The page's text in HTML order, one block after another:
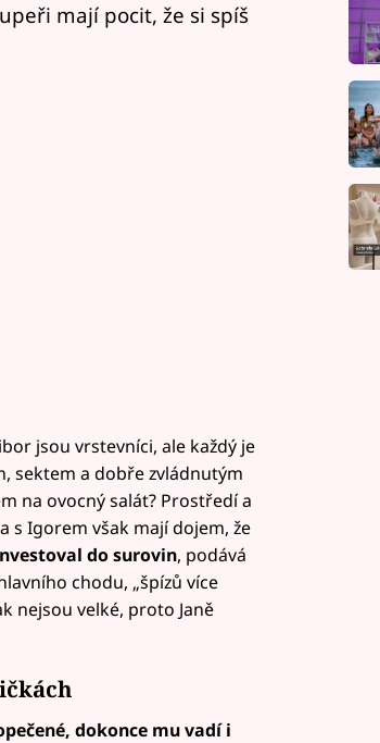
mají pocit, že si spíš
jsou vrstevníci, ale každý je
sektem a dobře zvládnutým
na ovocný salát? Prostředí a
s Igorem však mají dojem, že
do surovin, podává
chodu, „špízů více
nejsou velké, proto Janě
dokonce mu vadí i